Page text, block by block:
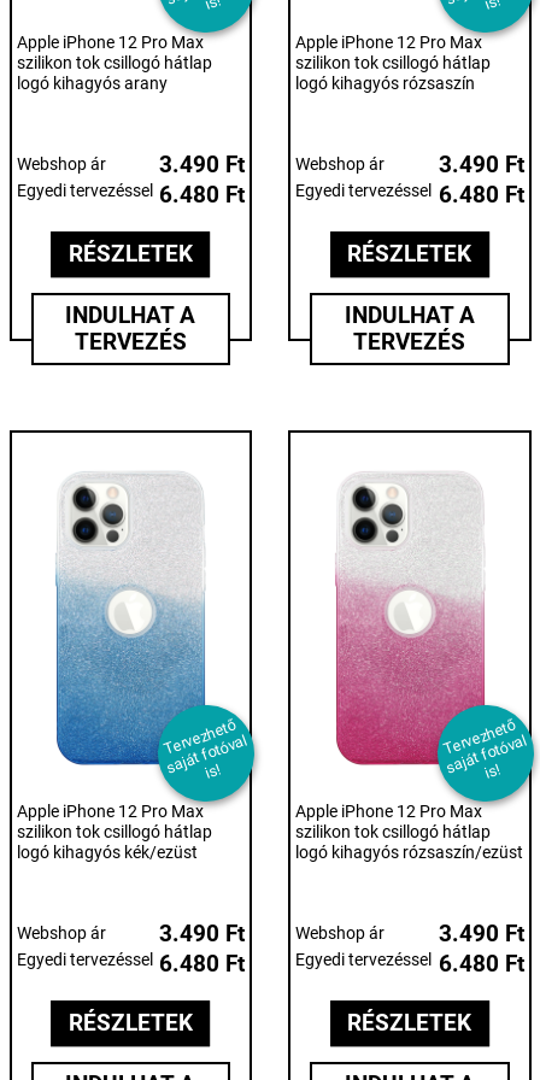
Apple iPhone 12 Pro Max
szilikon tok csillogó hátlap
logó kihagyós arany
Webshop ár 3.490 Ft
Egyedi tervezéssel 6.480 Ft
RÉSZLETEK
INDULHAT A
TERVEZÉS
Apple iPhone 12 Pro Max
szilikon tok csillogó hátlap
logó kihagyós rózsaszín
Webshop ár 3.490 Ft
Egyedi tervezéssel 6.480 Ft
RÉSZLETEK
INDULHAT A
TERVEZÉS
T
er
v
e
z
h
et
ő
s
aj
át f
ot
ó
v
al
i
s!
Apple iPhone 12 Pro Max
szilikon tok csillogó hátlap
logó kihagyós kék/ezüst
Webshop ár 3.490 Ft
Egyedi tervezéssel 6.480 Ft
RÉSZLETEK
T
er
v
e
z
h
et
ő
s
aj
át f
ot
ó
v
al
i
s!
Apple iPhone 12 Pro Max
szilikon tok csillogó hátlap
logó kihagyós rózsaszín/ezüst
Webshop ár 3.490 Ft
Egyedi tervezéssel 6.480 Ft
RÉSZLETEK